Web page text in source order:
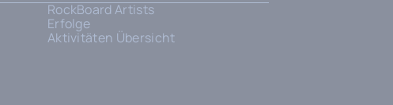
RockBoard Artists
Erfolge
Aktivitäten Übersicht